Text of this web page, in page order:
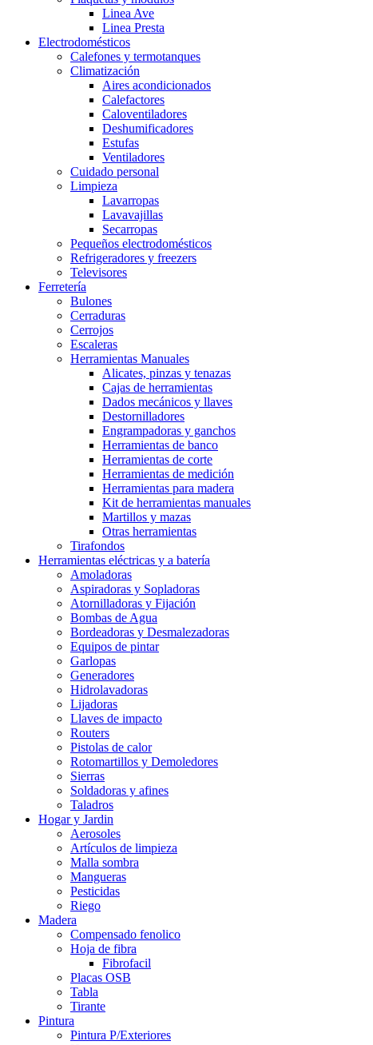
Linea Ave
Linea Presta
Electrodomésticos
Calefones y termotanques
Climatización
Aires acondicionados
Calefactores
Caloventiladores
Deshumificadores
Estufas
Ventiladores
Cuidado personal
Limpieza
Lavarropas
Lavavajillas
Secarropas
Pequeños electrodomésticos
Refrigeradores y freezers
Televisores
Ferretería
Bulones
Cerraduras
Cerrojos
Escaleras
Herramientas Manuales
Alicates, pinzas y tenazas
Cajas de herramientas
Dados mecánicos y llaves
Destornilladores
Engrampadoras y ganchos
Herramientas de banco
Herramientas de corte
Herramientas de medición
Herramientas para madera
Kit de herramientas manuales
Martillos y mazas
Otras herramientas
Tirafondos
Herramientas eléctricas y a batería
Amoladoras
Aspiradoras y Sopladoras
Atornilladoras y Fijación
Bombas de Agua
Bordeadoras y Desmalezadoras
Equipos de pintar
Garlopas
Generadores
Hidrolavadoras
Lijadoras
Llaves de impacto
Routers
Pistolas de calor
Rotomartillos y Demoledores
Sierras
Soldadoras y afines
Taladros
Hogar y Jardin
Aerosoles
Artículos de limpieza
Malla sombra
Mangueras
Pesticidas
Riego
Madera
Compensado fenolico
Hoja de fibra
Fibrofacil
Placas OSB
Tabla
Tirante
Pintura
Pintura P/Exteriores